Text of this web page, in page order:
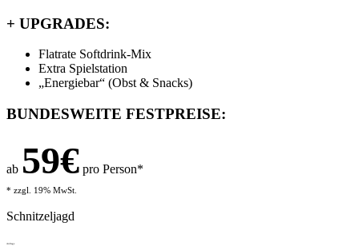
+ UPGRADES:
Flatrate Softdrink-Mix
Extra Spielstation
„Energiebar“ (Obst & Snacks)
BUNDESWEITE FESTPREISE:
ab 59€ pro Person*
* zzgl. 19% MwSt.
Schnitzeljagd
Anfrage